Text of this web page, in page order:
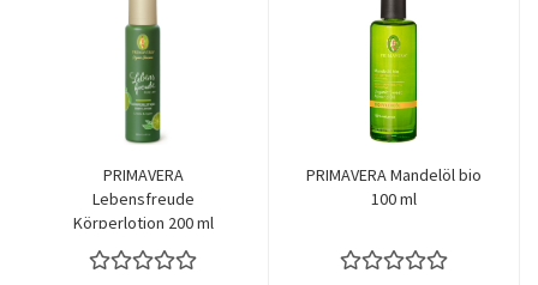
PRIMAVERA
Lebensfreude
Körperlotion 200 ml
PRIMAVERA Mandelöl bio
100 ml